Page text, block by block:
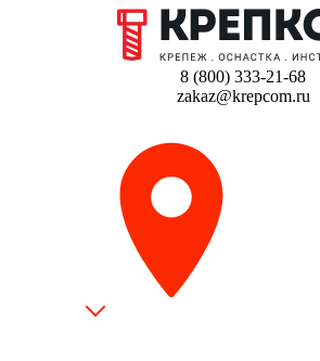
8 (800) 333-21-68
zakaz@krepcom.ru